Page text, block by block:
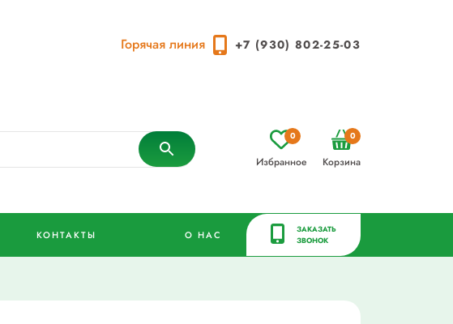
Горячая линия +7 (930) 802-25-03
Избранное
0
Корзина
0
КОНТАКТЫ О НАС
ЗАКАЗАТЬ
ЗВОНОК